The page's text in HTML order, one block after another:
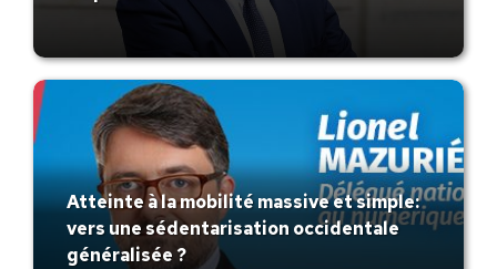
Atteinte à la mobilité massive et simple:
vers une sédentarisation occidentale
généralisée ?